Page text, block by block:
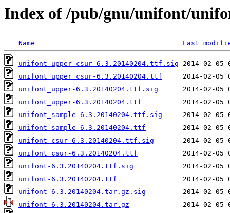
Index of /pub/gnu/unifont/
Name Last
unifont_upper_csur-6.3.20140204.ttf.sig
unifont_upper_csur-6.3.20140204.ttf
unifont_upper-6.3.20140204.ttf.sig
unifont_upper-6.3.20140204.ttf
unifont_sample-6.3.20140204.ttf.sig
unifont_sample-6.3.20140204.ttf
unifont_csur-6.3.20140204.ttf.sig
unifont_csur-6.3.20140204.ttf
unifont-6.3.20140204.ttf.sig
unifont-6.3.20140204.ttf
unifont-6.3.20140204.tar.gz.sig
unifont-6.3.20140204.tar.gz